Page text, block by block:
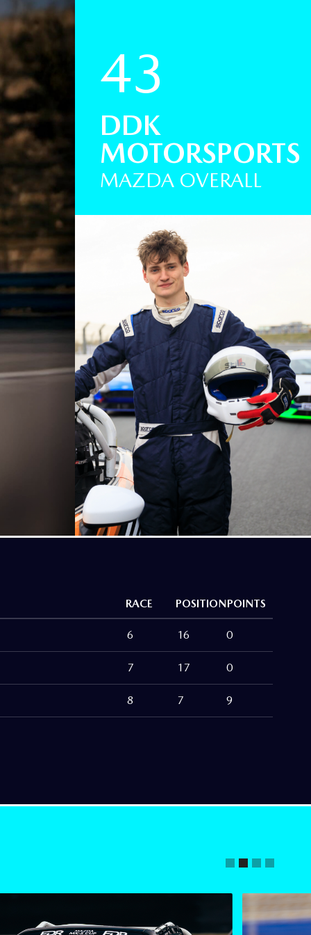
43
DDK
MOTORSPORTS
MAZDA OVERALL
RACE POSITIONPOINTS
6 16 0
7 17 0
8 7 9